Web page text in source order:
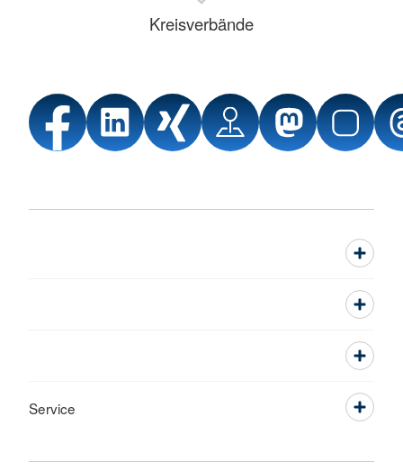
Kreisverbände
Service